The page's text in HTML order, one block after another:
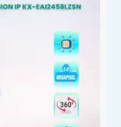
mẽ, chức năng
kiệm băng thông,